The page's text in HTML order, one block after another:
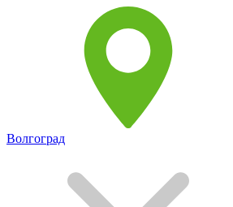
Волгоград